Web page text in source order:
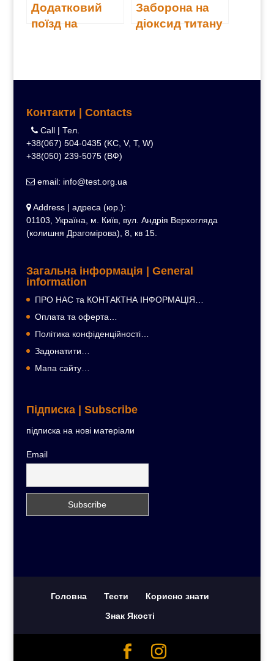
Додатковий
поїзд на
Заборона на
діоксид титану
Контакти | Contacts
Call | Тел.
+38(067) 504-0435 (KC, V, T, W)
+38(050) 239-5075 (ВФ)
email: info@test.org.ua
Address | адреса (юр.):
01103, Україна, м. Київ, вул. Андрія Верхогляда
(колишня Драгомірова), 8, кв 15.
Загальна інформація | General
information
ПРО НАС та КОНТАКТНА ІНФОРМАЦІЯ…
Оплата та оферта…
Політика конфіденційності…
Задонатити…
Мапа сайту…
Підписка | Subscribe
підписка на нові матеріали
Email
Головна Тести
Корисно знати
Знак Якості